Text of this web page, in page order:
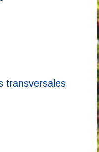
transversales